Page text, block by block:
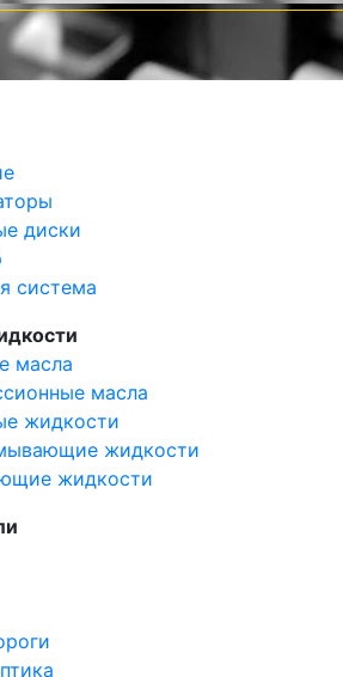
диски
система
масла
масла
жидкости
жидкости
жидкости